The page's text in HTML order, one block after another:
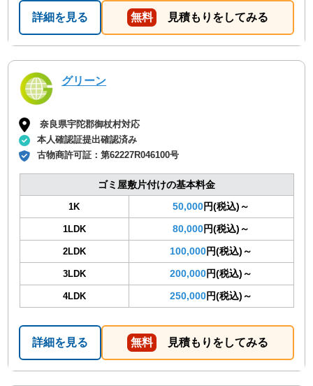
詳細を見る 無料 見積もりをしてみる
グリーン
奈良県宇陀郡御杖村対応
本人確認証提出確認済み
古物商許可証：第62227R046100号
ゴミ屋敷片付けの基本料金
1K 50,000円(税込)～
1LDK 80,000円(税込)～
2LDK 100,000円(税込)～
3LDK 200,000円(税込)～
4LDK 250,000円(税込)～
詳細を見る 無料 見積もりをしてみる